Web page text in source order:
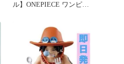
ル】ONEPIECE ワンピの